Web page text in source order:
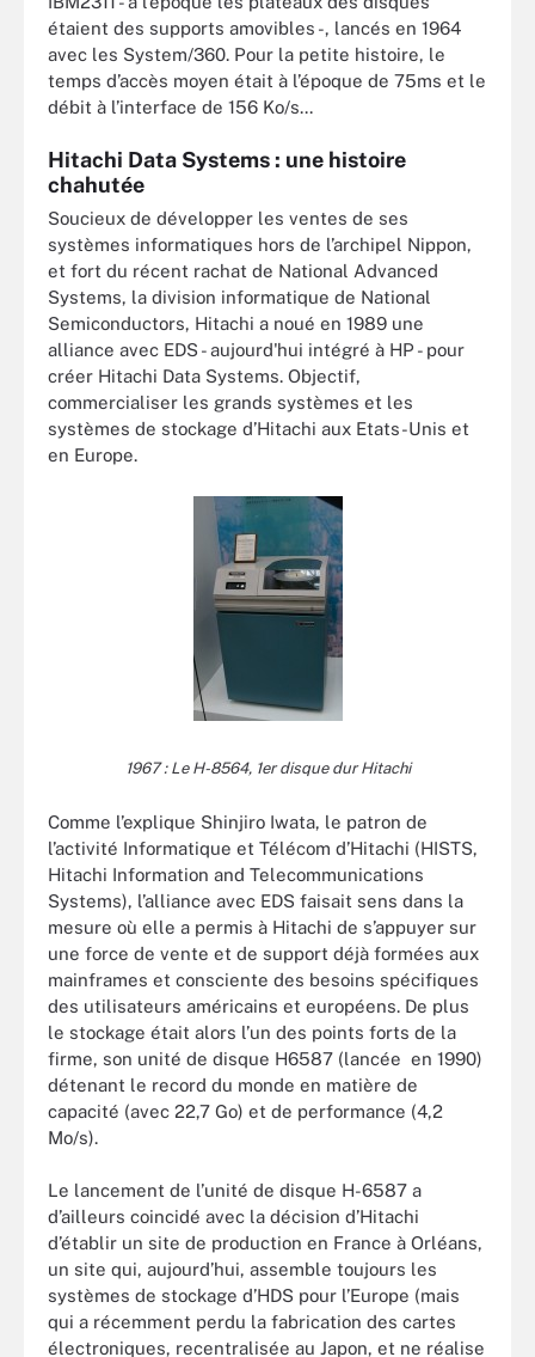
étaient des supports amovibles -, lancés en 1964
avec les System/360. Pour la petite histoire, le
temps d’accès moyen était à l’époque de 75ms et le
débit à l’interface de 156 Ko/s...
Hitachi Data Systems : une histoire
chahutée
Soucieux de développer les ventes de ses
systèmes informatiques hors de l’archipel Nippon,
et fort du récent rachat de National Advanced
Systems, la division informatique de National
Semiconductors, Hitachi a noué en 1989 une
alliance avec EDS - aujourd'hui intégré à HP - pour
créer Hitachi Data Systems. Objectif,
commercialiser les grands systèmes et les
systèmes de stockage d’Hitachi aux Etats-Unis et
en Europe.
1967 : Le H-8564, 1er disque dur Hitachi
Comme l’explique Shinjiro Iwata, le patron de
l’activité Informatique et Télécom d’Hitachi (HISTS,
Hitachi Information and Telecommunications
Systems), l’alliance avec EDS faisait sens dans la
mesure où elle a permis à Hitachi de s’appuyer sur
une force de vente et de support déjà formées aux
mainframes et consciente des besoins spécifiques
des utilisateurs américains et européens. De plus
le stockage était alors l’un des points forts de la
firme, son unité de disque H6587 (lancée en 1990)
détenant le record du monde en matière de
capacité (avec 22,7 Go) et de performance (4,2
Mo/s).
Le lancement de l’unité de disque H-6587 a
d’ailleurs coincidé avec la décision d’Hitachi
d’établir un site de production en France à Orléans,
un site qui, aujourd’hui, assemble toujours les
systèmes de stockage d’HDS pour l’Europe (mais
qui a récemment perdu la fabrication des cartes
électroniques, recentralisée au Japon, et ne réalise